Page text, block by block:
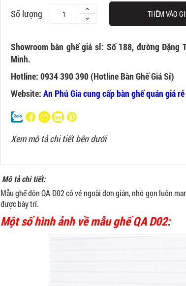
Số lượng THÊM VÀO
Showroom bàn ghế giá sỉ: Số 188, đường Đặng
Minh.
Hotline: 0934 390 390 (Hotline Bàn Ghế Giá Sỉ)
Website: An Phú Gia cung cấp bàn ghế quán giá rẻ
Xem mô tả chi tiết bên dưới
Mô tả chi tiết:
Mẫu ghế đôn QA D02 có vẻ ngoài đơn giản, nhỏ gọn luôn
được bày trí.
Một số hình ảnh về mẫu ghế QA D02: